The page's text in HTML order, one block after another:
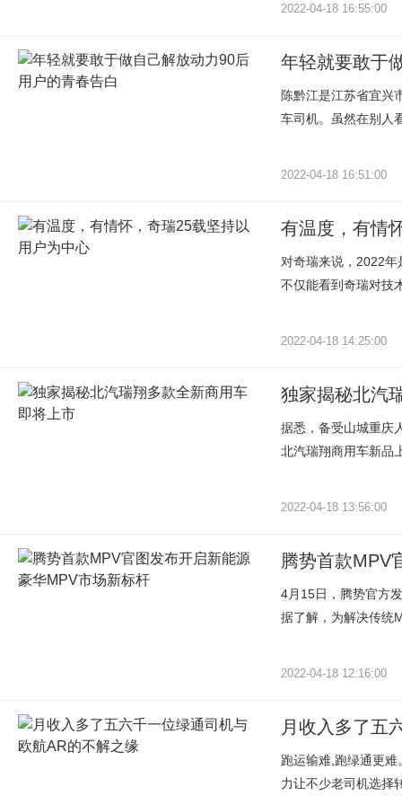
2022-04-18 16:55:00
年轻就要敢于
陈黔江是江苏省宜兴
车司机。虽然在别人
2022-04-18 16:51:00
有温度，有情
对奇瑞来说，2022
不仅能看到奇瑞对技
2022-04-18 14:25:00
独家揭秘北汽
据悉，备受山城重庆
北汽瑞翔商用车新品
2022-04-18 13:56:00
腾势首款MPV
4月15日，腾势官方
据了解，为解决传统
2022-04-18 12:16:00
月收入多了五
跑运输难,跑绿通更
力让不少老司机选择